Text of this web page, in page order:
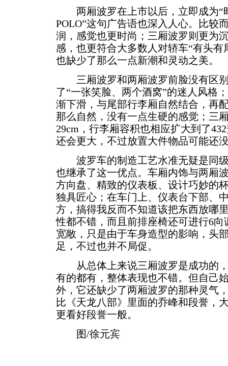
两厢波罗在上市以后，立即成为“
POLO”这句广告语也深入人心。比较
润，感觉也更时尚；三厢波罗则更为
感，也更符合大多数人对轿车“有头有
也缺少了那么一点新潮和灵动之美。
三厢波罗和两厢波罗前脸没有区别
了“一张笑脸、两个酒窝”的迷人风格
渐下滑，与尾部行李厢自然结合，再
那么自然，没有一点生硬的感觉；三
29cm，行李厢容积也相应扩大到了
还会更大，不过放置大件物品可能还
波罗车的制造工艺水准无疑是同级
也继承了这一优点。车厢内饰与两厢
方向盘、精致的仪表板、设计巧妙的
独具匠心；在车门上、仪表台下部、
方，搞得我反而不知道该把东西放哪
性都不错，而且前排座椅还可进行6
宽敞，只是由于车身造型的影响，头
足，不过也并不局促。
从总体上来说三厢波罗是成功的，
有的都有，整体表现也不错。但自己
外，它还缺少了两厢波罗的那种灵气
比《天龙八部》里面的乔峰和段誉，
更看好段誉一般。
图/徐元宾